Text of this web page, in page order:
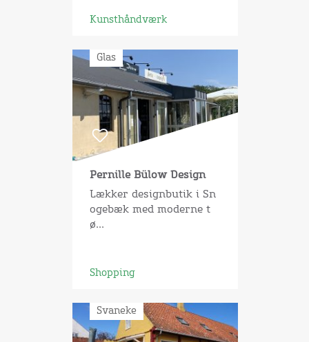
Kunsthåndværk
Glas
Pernille Bülow Design
Lækker designbutik i Sn
ogebæk med moderne t
ø...
Shopping
Svaneke